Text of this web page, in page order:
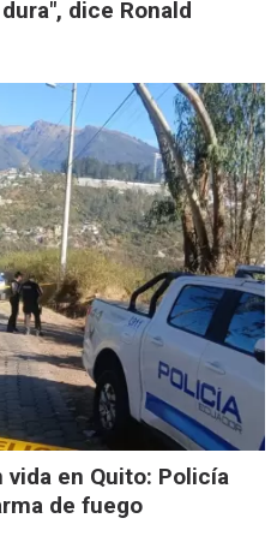
dice Ronald
vida en Quito: Policía
de fuego